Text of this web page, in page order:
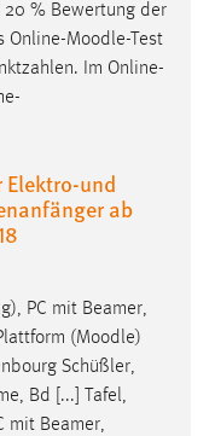
20 % Bewertung der
Online-Moodle-Test
Im Online-
und
ab
PC mit Beamer,
(Moodle)
Schüßler,
Bd [...] Tafel,
mit Beamer,